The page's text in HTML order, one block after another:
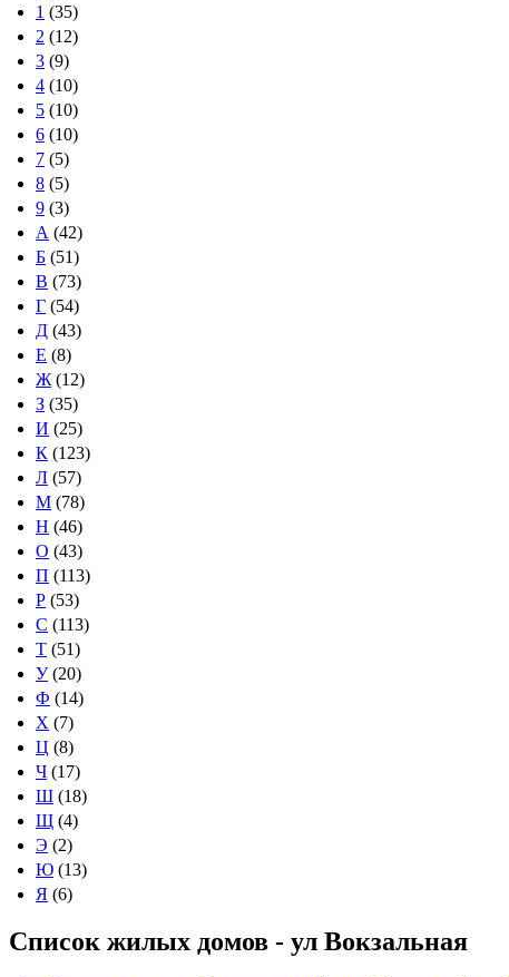
1 (35)
2 (12)
3 (9)
4 (10)
5 (10)
6 (10)
7 (5)
8 (5)
9 (3)
А (42)
Б (51)
В (73)
Г (54)
Д (43)
Е (8)
Ж (12)
З (35)
И (25)
К (123)
Л (57)
М (78)
Н (46)
О (43)
П (113)
Р (53)
С (113)
Т (51)
У(20)
Ф (14)
Х (7)
Ц (8)
Ч (17)
Ш (18)
Щ (4)
Э (2)
Ю (13)
Я (6)
Список жилых домов - ул Вокзальная